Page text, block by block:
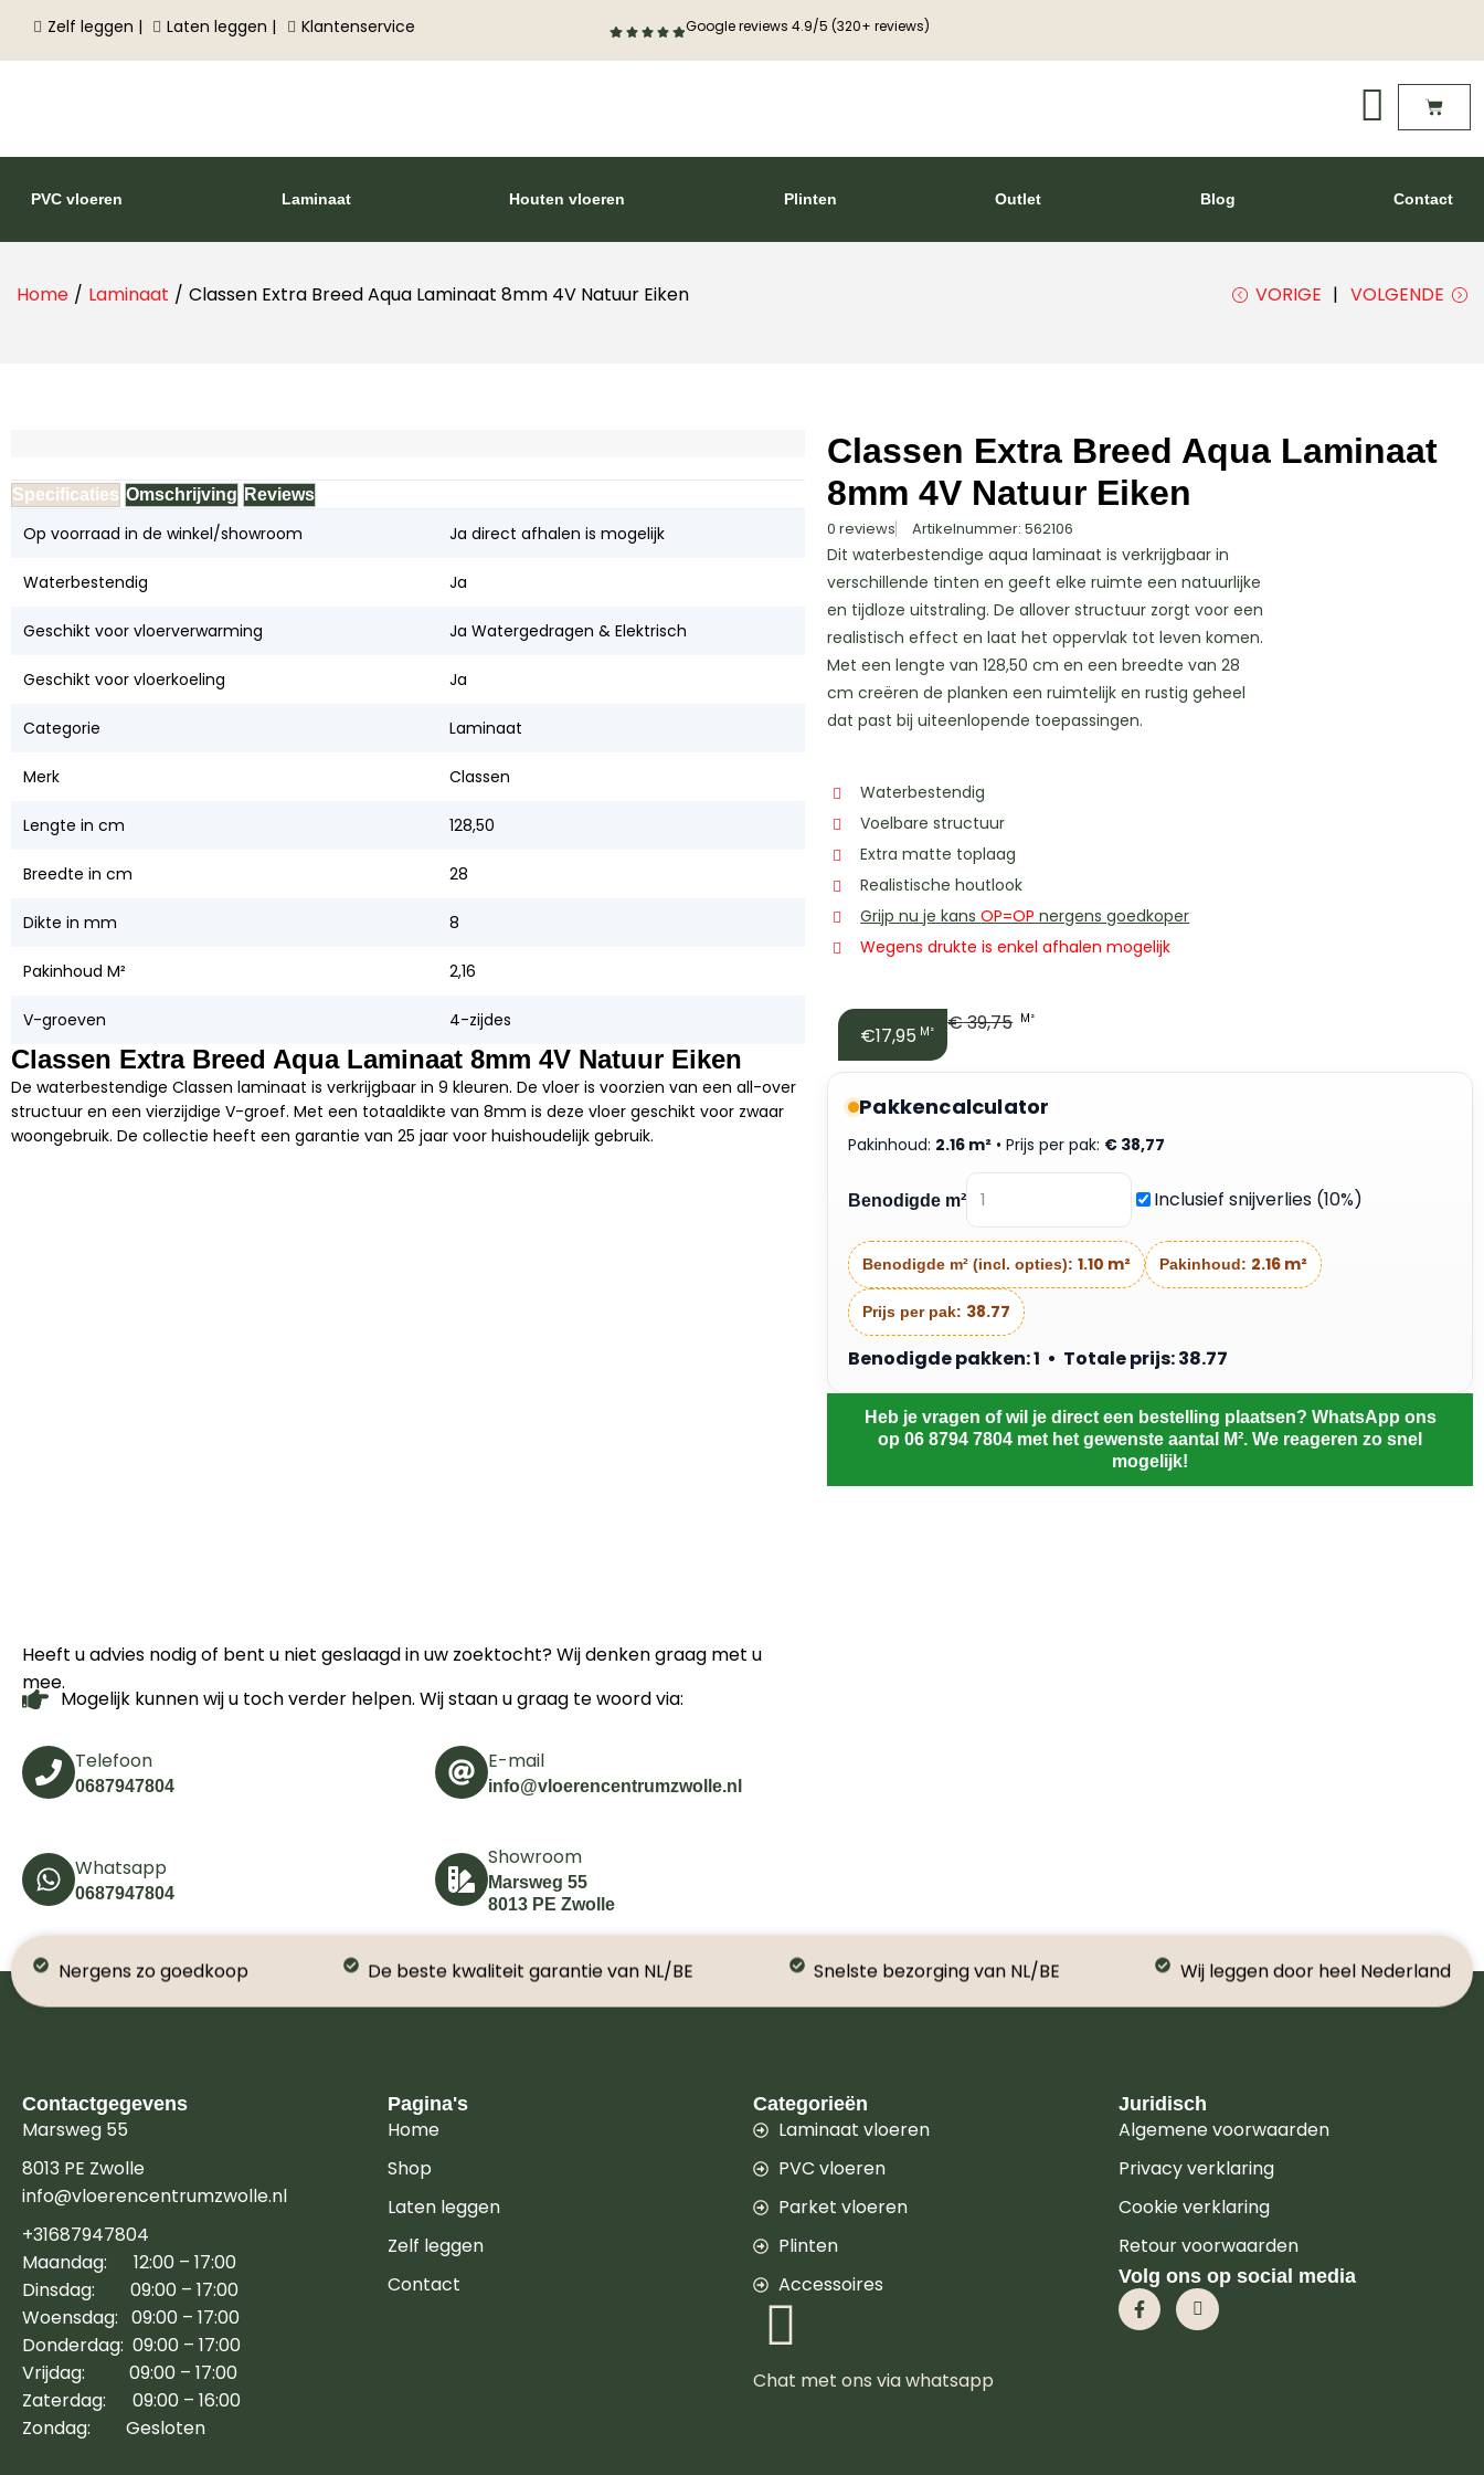
Zelf leggen | Laten leggen | Klantenservice Google reviews 4.9/5 (320+ reviews)
PVC vloeren Laminaat Houten vloeren Plinten Outlet Blog Contact
Home / Laminaat / Classen Extra Breed Aqua Laminaat 8mm 4V Natuur Eiken VORIGE VOLGENDE
Specificaties Omschrijving Reviews
Op voorraad in de winkel/showroom Ja direct afhalen is mogelijk
Waterbestendig Ja
Geschikt voor vloerverwarming Ja Watergedragen & Elektrisch
Geschikt voor vloerkoeling Ja
Categorie Laminaat
Merk Classen
Lengte in cm 128,50
Breedte in cm 28
Dikte in mm 8
Pakinhoud M² 2,16
V-groeven 4-zijdes
Classen Extra Breed Aqua Laminaat 8mm 4V Natuur Eiken
De waterbestendige Classen laminaat is verkrijgbaar in 9 kleuren. De vloer is voorzien van een all-over
structuur en een vierzijdige V-groef. Met een totaaldikte van 8mm is deze vloer geschikt voor zwaar
woongebruik. De collectie heeft een garantie van 25 jaar voor huishoudelijk gebruik.
Classen Extra Breed Aqua Laminaat
8mm 4V Natuur Eiken
0 reviews Artikelnummer: 562106
Dit waterbestendige aqua laminaat is verkrijgbaar in
verschillende tinten en geeft elke ruimte een natuurlijke
en tijdloze uitstraling. De allover structuur zorgt voor een
realistisch effect en laat het oppervlak tot leven komen.
Met een lengte van 128,50 cm en een breedte van 28
cm creëren de planken een ruimtelijk en rustig geheel
dat past bij uiteenlopende toepassingen.
Waterbestendig
Voelbare structuur
Extra matte toplaag
Realistische houtlook
Grijp nu je kansOP=OP nergens goedkoper
Wegens drukte is enkel afhalen mogelijk
€17,95 M² €39,75 M²
Pakkencalculator
Pakinhoud: 2.16 m² • Prijs per pak: € 38,77
Benodigde m² Inclusief snijverlies (10%)
Benodigde m² (incl. opties):1.10 m² Pakinhoud: 2.16 m²
Prijs per pak: 38.77
Benodigde pakken: 1 • Totale prijs: 38.77
Heb je vragen of wil je direct een bestelling plaatsen? WhatsApp ons
op 06 8794 7804 met het gewenste aantal M². We reageren zo snel
mogelijk!
Heeft u advies nodig of bent u niet geslaagd in uw zoektocht? Wij denken graag met u
mee.
Mogelijk kunnen wij u toch verder helpen. Wij staan u graag te woord via:
Telefoon
0687947804
E-mail
info@vloerencentrumzwolle.nl
Whatsapp
0687947804
Showroom
Marsweg 55
8013 PE Zwolle
Nergens zo goedkoop De beste kwaliteit garantie van NL/BE Snelste bezorging van NL/BE Wij leggen door heel Nederland
Contactgegevens
Marsweg 55
8013 PE Zwolle
info@vloerencentrumzwolle.nl
+31687947804
Maandag: 12:00 – 17:00
Dinsdag: 09:00 – 17:00
Woensdag: 09:00 – 17:00
Donderdag: 09:00 – 17:00
Vrijdag: 09:00 – 17:00
Zaterdag: 09:00 – 16:00
Zondag: Gesloten
Pagina's
Home
Shop
Laten leggen
Zelf leggen
Contact
Categorieën
Laminaat vloeren
PVC vloeren
Parket vloeren
Plinten
Accessoires
Chat met ons via whatsapp
Juridisch
Algemene voorwaarden
Privacy verklaring
Cookie verklaring
Retour voorwaarden
Volg ons op social media